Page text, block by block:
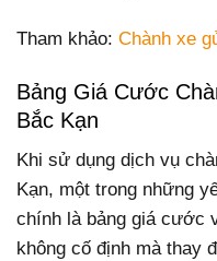
Tham khảo: Chành xe
Bảng Giá Cước
Bắc Kạn
Khi sử dụng dịch vụ
Kạn, một trong những
chính là bảng giá cước
không cố định mà thay